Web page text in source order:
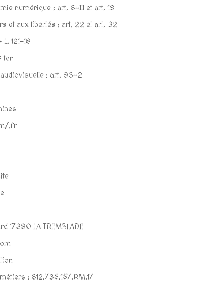
numérique : art. 6-III et art. 19
et aux libertés : art. 22 et art. 32
121-18
ter
: art. 93-2
.fr
LA TREMBLADE
: 812.735.157.RM.17
17 )